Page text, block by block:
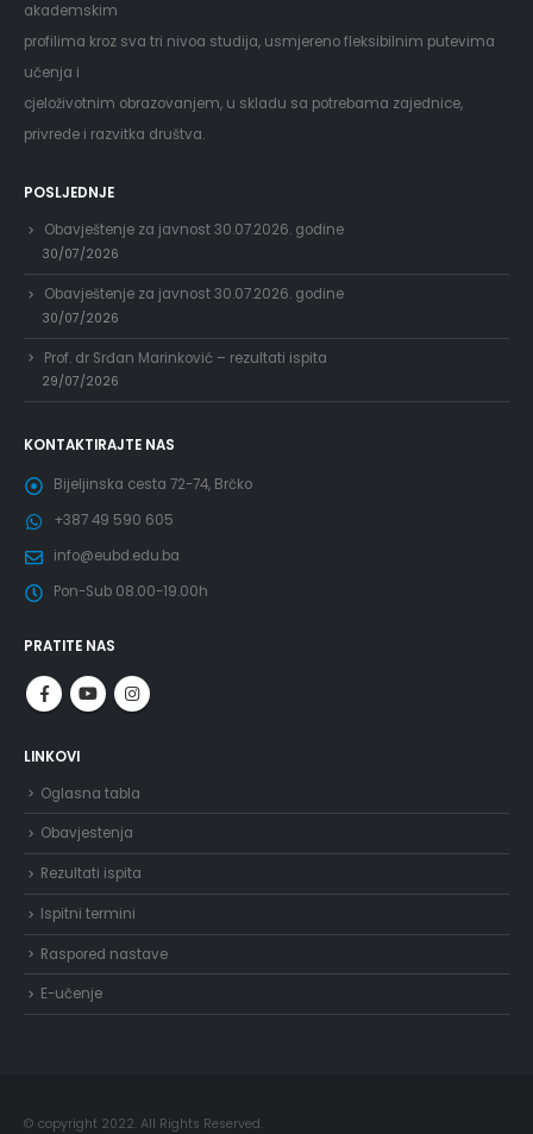
akademskim
profilima kroz sva tri nivoa studija, usmjereno fleksibilnim putevima
učenja i
cjeloživotnim obrazovanjem, u skladu sa potrebama zajednice,
privrede i razvitka društva.
POSLJEDNJE
Obavještenje za javnost 30.07.2026. godine
30/07/2026
Obavještenje za javnost 30.07.2026. godine
30/07/2026
Prof. dr Srđan Marinković – rezultati ispita
29/07/2026
KONTAKTIRAJTE NAS
Bijeljinska cesta 72-74, Brčko
+387 49 590 605
info@eubd.edu.ba
Pon-Sub 08.00-19.00h
PRATITE NAS
LINKOVI
Oglasna tabla
Obavjestenja
Rezultati ispita
Ispitni termini
Raspored nastave
E-učenje
© copyright 2022. All Rights Reserved.